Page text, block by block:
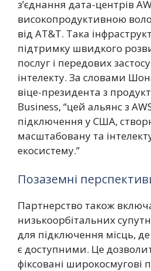
з’єднання дата-центрів
високопродуктивною
від AT&T. Така
підтримку швидкого
послуг і передових
інтелекту. За словами
віце-президента з
Business, “цей альянс з
підключення у США,
масштабовану та
екосистему.”
Позаземні
Партнерство також
низькоорбітальних
для підключення місць,
є доступними. Це
фіксовані широкосмугові